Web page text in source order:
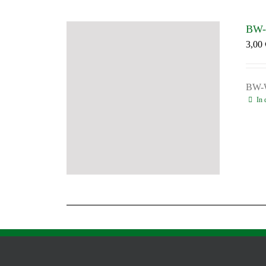
3,00
BW-
In